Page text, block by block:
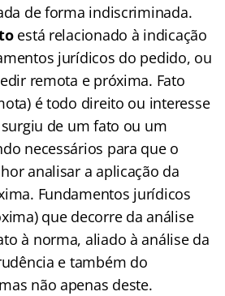
de forma indiscriminada.
está relacionado à indicação
jurídicos do pedido, ou
remota e próxima. Fato
é todo direito ou interesse
de um fato ou um
necessários para que o
analisar a aplicação da
Fundamentos jurídicos
que decorre da análise
à norma, aliado à análise da
e também do
não apenas deste.